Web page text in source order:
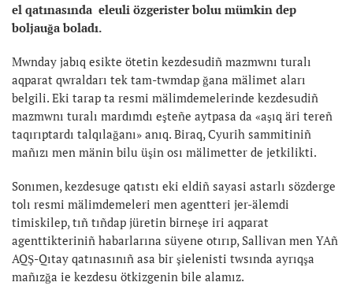
el qatınasında eleuli özgerister boluı mümkin dep
boljauğa boladı.
Mwnday jabıq esikte ötetin kezdesudiñ mazmwnı turalı
aqparat qwraldarı tek tam-twmdap ğana mälimet aları
belgili. Eki tarap ta resmi mälimdemelerinde kezdesudiñ
mazmwnı turalı mardımdı eşteñe aytpasa da «aşıq äri tereñ
taqırıptardı talqılağanı» anıq. Biraq, Cyurih sammitiniñ
mañızı men mänin bilu üşin osı mälimetter de jetkilikti.
Sonımen, kezdesuge qatıstı eki eldiñ sayasi astarlı sözderge
tolı resmi mälimdemeleri men agentteri jer-älemdi
timiskilep, tıñ tıñdap jüretin birneşe iri aqparat
agenttikteriniñ habarlarına süyene otırıp, Sallivan men YAñ
AQŞ-Qıtay qatınasınıñ asa bir şielenisti twsında ayrıqşa
mañızğa ie kezdesu ötkizgenin bile alamız.